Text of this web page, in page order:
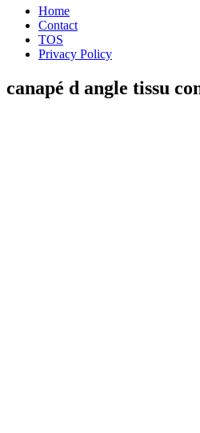
Home
Contact
TOS
Privacy Policy
canapé d angle tissu